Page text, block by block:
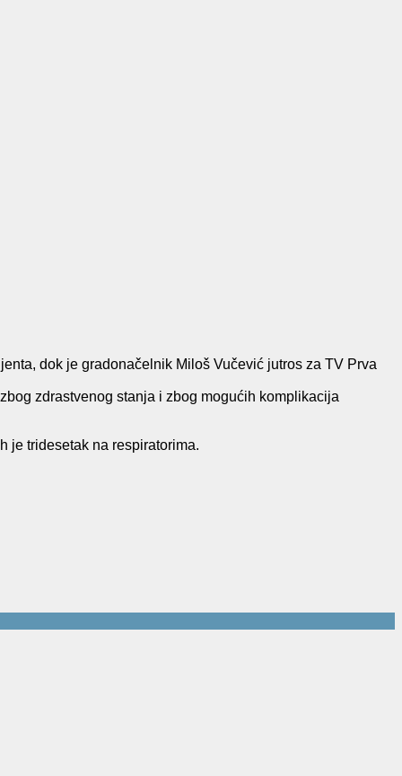
dok je gradonačelnik Miloš Vučević jutros za TV Prva
zdrastvenog stanja i zbog mogućih komplikacija
je tridesetak na respiratorima.